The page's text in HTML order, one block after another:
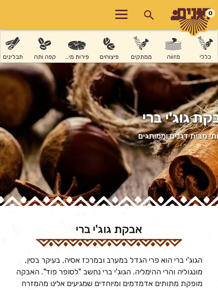
0
כללי מזווה ממתקים פיצוחים פירות מיובשים קפה ותה תבלינים
גוג'י ברי
מבית דגנים וממותגים
אבקת גוג'י ברי
הגוג'י ברי הוא פרי הגדל במערב ובמרכז אסיה, בעיקר בסין,
מונגוליה והרי ההימליה. הגוג'י ברי נחשב "לסופר פוד". האבקה
מופקת מתותים אדמדמים ומיוחדים שמגיעים אלינו מהמזרח